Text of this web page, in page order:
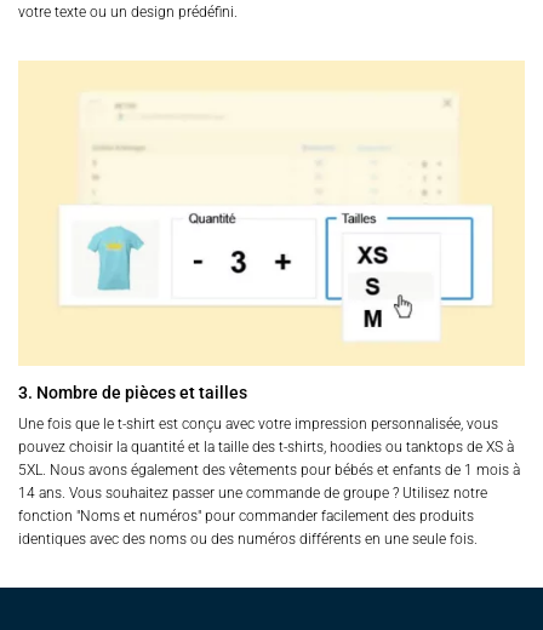
votre texte ou un design prédéfini.
3. Nombre de pièces et tailles
Une fois que le t-shirt est conçu avec votre impression personnalisée, vous
pouvez choisir la quantité et la taille des t-shirts, hoodies ou tanktops de XS à
5XL. Nous avons également des vêtements pour bébés et enfants de 1 mois à
14 ans. Vous souhaitez passer une commande de groupe ? Utilisez notre
fonction "Noms et numéros" pour commander facilement des produits
identiques avec des noms ou des numéros différents en une seule fois.